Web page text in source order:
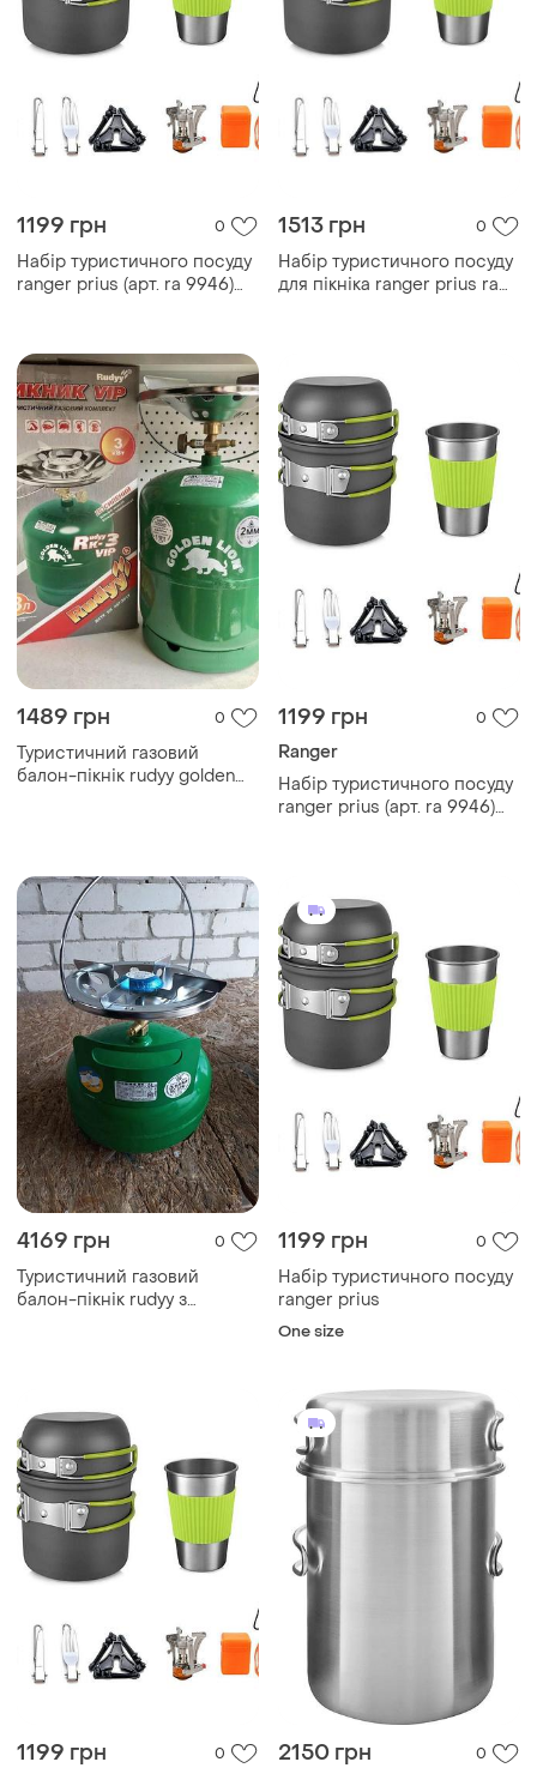
1199 грн 0
Набір туристичного посуду
ranger prius (арт. ra 9946)
1513 грн 0
Набір туристичного посуду
для пікніка ranger prius ra
1489 грн 0
Туристичний газовий
балон-пікнік rudyy golden
1199 грн 0
Ranger
Набір туристичного посуду
ranger prius (арт. ra 9946)
4169 грн 0
Туристичний газовий
балон-пікнік rudyy з
1199 грн 0
Набір туристичного посуду
ranger prius
One size
1199 грн 0 2150 грн 0